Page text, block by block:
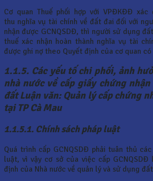
Cơ quan Thuế phối hợp với VPĐKĐĐ xác
thu nghĩa vụ tài chính về đất đai đối với
nhận được GCNQSDĐ, thì người sử dụng
thuế xác nhận hoàn thành nghĩa vụ tài
được ghi nợ theo Quyết định của cơ quan
1.1.5. Các yếu tố chi phối, ảnh
nhà nước về cấp giấy chứng
đất Luận văn: Quản lý cấp chứng
tại TP Cà Mau
1.1.5.1. Chính sách pháp luật
Quá trình cấp GCNQSDĐ phải tuân thủ
luật, vì vậy cơ sở của việc cấp GCNQSDĐ
định của Nhà nước về quản lý và sử dụng